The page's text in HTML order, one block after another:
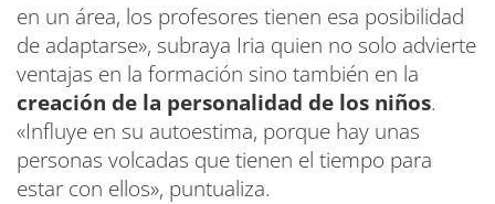
en un área, los profesores tienen esa posibilidad
de adaptarse», subraya Iria quien no solo advierte
ventajas en la formación sino también en la
creación de la personalidad de los niños.
«Influye en su autoestima, porque hay unas
personas volcadas que tienen el tiempo para
estar con ellos», puntualiza.